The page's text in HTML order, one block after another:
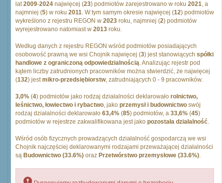
lat2009-2024 najwięcej (23) podmiotów zarejestrowano w roku 2021, a
najmniej (5) w roku 2011. W tym samym okresie najwięcej (12) podmiotów
wykreślono z rejestru REGON w 2023 roku, najmniej (2) podmiotów
wyrejestrowano natomiast w 2013 roku.
Według danych z rejestru REGON wśród podmiotów posiadających
osobowość prawną we wsi Chojnik najwięcej (3) jest stanowiących spółki
handlowe z ograniczoną odpowiedzialnością. Analizując rejestr pod
kątem liczby zatrudnionych pracowników można stwierdzić, że najwięcej
(132) jestmikro-przedsiębiorstw, zatrudniających 0 - 9 pracowników.
3,0% (4) podmiotów jako rodzaj działalności deklarowało rolnictwo,
leśnictwo, łowiectwo i rybactwo, jako przemysł i budownictwo swój
rodzaj działalności deklarowało 63,4% (85) podmiotów, a 33,6% (45)
podmiotów w rejestrze zakwalifikowana jest jako pozostała działalność.
Wśród osób fizycznych prowadzących działalność gospodarczą we wsi
Chojnik najczęściej deklarowanymi rodzajami przeważającej działalności
są Budownictwo (33.6%) oraz Przetwórstwo przemysłowe (33.6%).